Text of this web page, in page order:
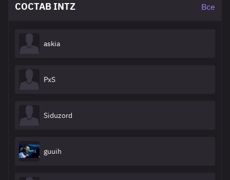
СОСТАВ INTZ Все
askia
PxS
Siduzord
guuih